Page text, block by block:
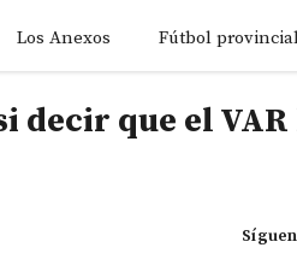
Los Anexos Fútbol
decir que el VAR